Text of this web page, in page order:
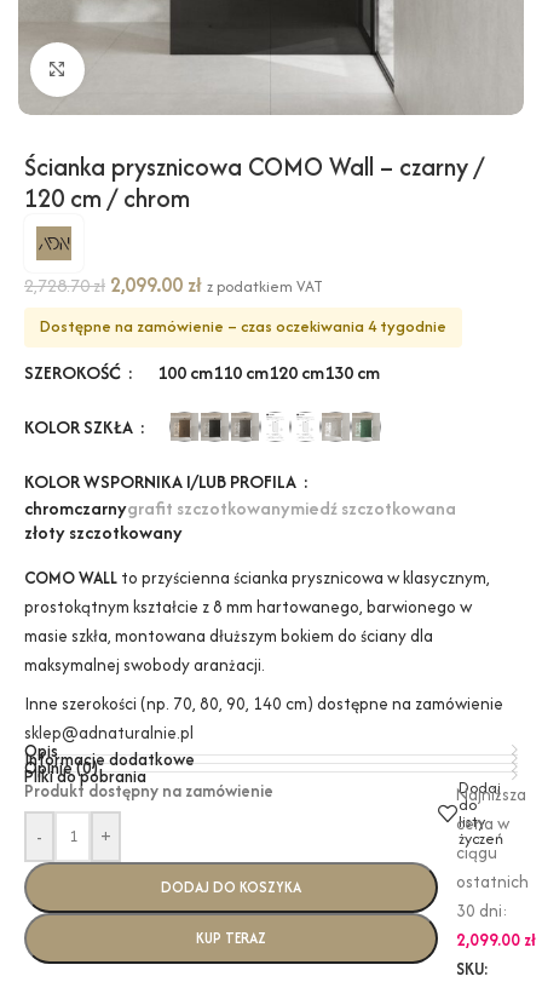
Kliknij, aby powiększyć
Ścianka prysznicowa COMO Wall – czarny /
120 cm / chrom
2,728.70zł 2,099.00 zł z podatkiem VAT
Dostępne na zamówienie – czas oczekiwania 4 tygodnie
SZEROKOŚĆ 100 cm110 cm120 cm130 cm
KOLOR SZKŁA
KOLOR WSPORNIKA I/LUB PROFILA
chromczarnygrafit szczotkowanymiedź szczotkowana
złoty szczotkowany
COMO WALL to przyścienna ścianka prysznicowa w klasycznym,
prostokątnym kształcie z 8 mm hartowanego, barwionego w
masie szkła, montowana dłuższym bokiem do ściany dla
maksymalnej swobody aranżacji.
Inne szerokości (np. 70, 80, 90, 140 cm) dostępne na zamówienie
sklep@adnaturalnie.pl
Opis
Informacje dodatkowe
Opinie (0)
Pliki do pobrania
Produkt dostępny na zamówienie
-
+
DODAJ DO KOSZYKA
KUP TERAZ
Dodaj
do
listy
życzeń
Najniższa
cena w
ciągu
ostatnich
30 dni:
2,099.00 zł
SKU: